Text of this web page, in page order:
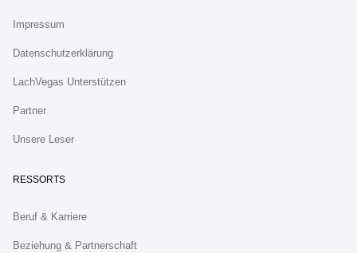
Impressum
Datenschutzerklärung
LachVegas Unterstützen
Partner
Unsere Leser
RESSORTS
Beruf & Karriere
Beziehung & Partnerschaft